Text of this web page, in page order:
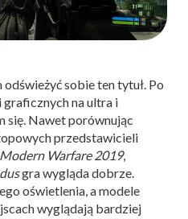
sobie ten tytuł. Po
na ultra i
się. Nawet porównując
przedstawicieli
Warfare 2019,
gra wygląda dobrze.
oświetlenia, a modele
wyglądają bardziej